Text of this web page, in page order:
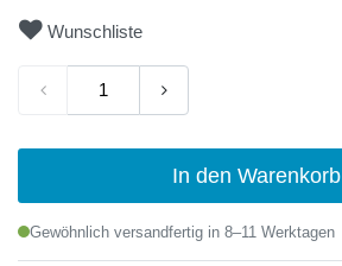
Wunschliste
In den Warenkorb
Gewöhnlich versandfertig in 8–11 Werktagen